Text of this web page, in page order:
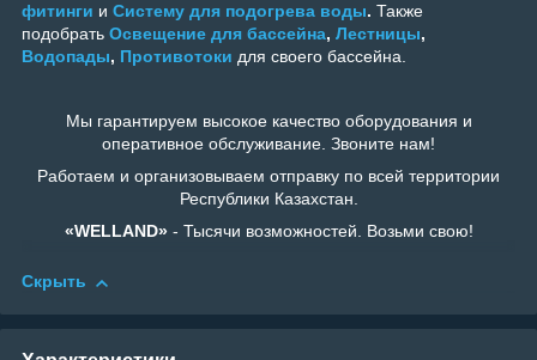
фитинги и Систему для подогрева воды. Также
подобрать Освещение для бассейна, Лестницы,
Водопады, Противотоки для своего бассейна.
Мы гарантируем высокое качество оборудования и
оперативное обслуживание. Звоните нам!
Работаем и организовываем отправку по всей территории
Республики Казахстан.
«WELLAND»- Тысячи возможностей. Возьми свою!
Скрыть